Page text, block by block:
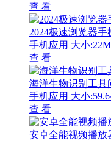
查 看
2024极速浏览器手
手机应用 大小:22M
查 看
海洋生物识别工具
手机应用 大小
查 看
安卓全能视频播放